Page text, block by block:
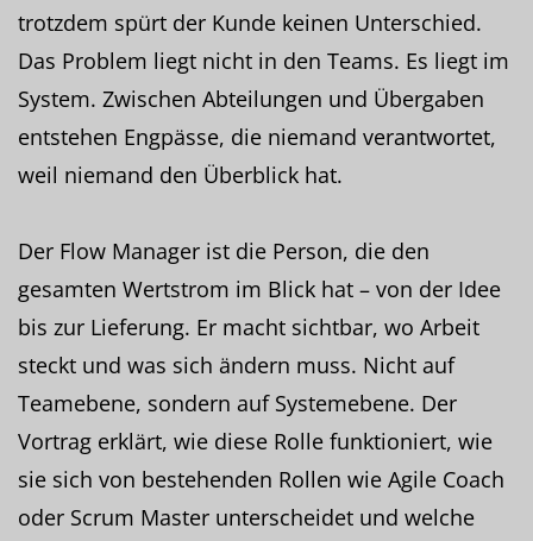
trotzdem spürt der Kunde keinen Unterschied.
Das Problem liegt nicht in den Teams. Es liegt im
System. Zwischen Abteilungen und Übergaben
entstehen Engpässe, die niemand verantwortet,
weil niemand den Überblick hat.
Der Flow Manager ist die Person, die den
gesamten Wertstrom im Blick hat – von der Idee
bis zur Lieferung. Er macht sichtbar, wo Arbeit
steckt und was sich ändern muss. Nicht auf
Teamebene, sondern auf Systemebene. Der
Vortrag erklärt, wie diese Rolle funktioniert, wie
sie sich von bestehenden Rollen wie Agile Coach
oder Scrum Master unterscheidet und welche